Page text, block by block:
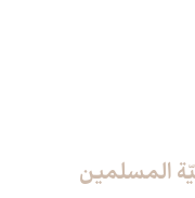
المسلمين